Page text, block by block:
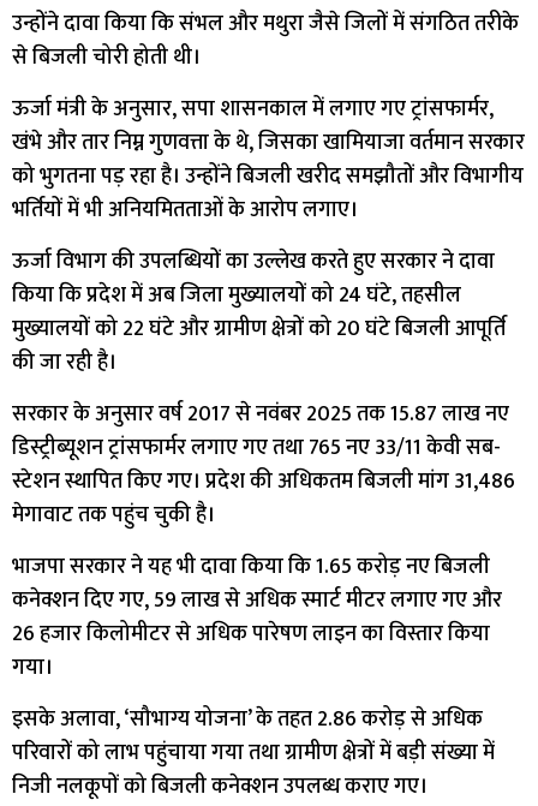
उन्होंने दावा किया कि संभल और मथुरा जैसे जिलों में संगठित तरीके
से बिजली चोरी होती थी।
ऊर्जा मंत्री के अनुसार, सपा शासनकाल में लगाए गए ट्रांसफार्मर,
खंभे और तार निम्न गुणवत्ता के थे, जिसका खामियाजा वर्तमान सरकार
को भुगतना पड़ रहा है। उन्होंने बिजली खरीद समझौतों और विभागीय
भर्तियों में भी अनियमितताओं के आरोप लगाए।
ऊर्जा विभाग की उपलब्धियों का उल्लेख करते हुए सरकार ने दावा
किया कि प्रदेश में अब जिला मुख्यालयों को 24 घंटे, तहसील
मुख्यालयों को 22 घंटे और ग्रामीण क्षेत्रों को 20 घंटे बिजली आपूर्ति
की जा रही है।
सरकार के अनुसार वर्ष 2017 से नवंबर 2025 तक 15.87 लाख नए
डिस्ट्रीब्यूशन ट्रांसफार्मर लगाए गए तथा 765 नए 33/11 केवी सब-
स्टेशन स्थापित किए गए। प्रदेश की अधिकतम बिजली मांग 31,486
मेगावाट तक पहुंच चुकी है।
भाजपा सरकार ने यह भी दावा किया कि 1.65 करोड़ नए बिजली
कनेक्शन दिए गए, 59 लाख से अधिक स्मार्ट मीटर लगाए गए और
26 हजार किलोमीटर से अधिक पारेषण लाइन का विस्तार किया
गया।
इसके अलावा, ‘सौभाग्य योजना’ के तहत 2.86 करोड़ से अधिक
परिवारों को लाभ पहुंचाया गया तथा ग्रामीण क्षेत्रों में बड़ी संख्या में
निजी नलकूपों को बिजली कनेक्शन उपलब्ध कराए गए।